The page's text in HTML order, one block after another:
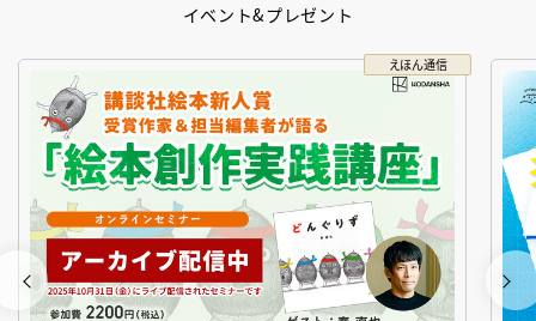
イベント&プレゼント
えほん通信